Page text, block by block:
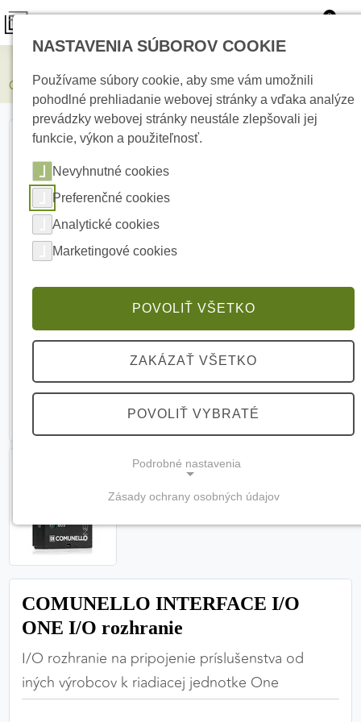
0
COMUNELLO INTERFACE I/O ONE I/O rozhranie
COMUNELLO INTERFACE I/O
ONE I/O rozhranie
I/O rozhranie na pripojenie príslušenstva od
iných výrobcov k riadiacej jednotke One
NASTAVENIA SÚBOROV COOKIE
Používame súbory cookie, aby sme vám umožnili
pohodlné prehliadanie webovej stránky a vďaka analýze
prevádzky webovej stránky neustále zlepšovali jej
funkcie, výkon a použiteľnosť.
Nevyhnutné cookies
Preferenčné cookies
Analytické cookies
Marketingové cookies
POVOLIŤ VŠETKO
ZAKÁZAŤ VŠETKO
POVOLIŤ VYBRATÉ
Podrobné nastavenia
(vždy aktívne, nemožno vypnúť)
Tieto cookies sú potrebné na správne fungovanie
zabezpečiť jej plnú funkčnosť.
Zásady ochrany osobných údajov